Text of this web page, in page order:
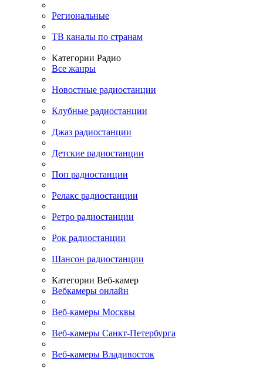
Региональные
ТВ каналы по странам
Категории Радио
Все жанры
Новостные радиостанции
Клубные радиостанции
Джаз радиостанции
Детские радиостанции
Поп радиостанции
Релакс радиостанции
Ретро радиостанции
Рок радиостанции
Шансон радиостанции
Категории Веб-камер
Вебкамеры онлайн
Веб-камеры Москвы
Веб-камеры Санкт-Петербурга
Веб-камеры Владивосток